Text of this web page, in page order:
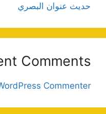
حديث عنوان البصري
Comments
Commenter